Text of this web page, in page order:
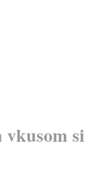
vkusom si